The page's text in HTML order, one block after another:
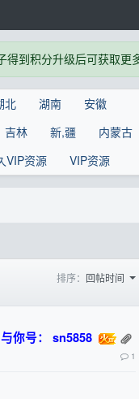
得到积分升级后可获取更
北 湖南
安徽
吉林 新,疆
内蒙古
VIP资源 VIP资源
排序： 回帖时间
你号： sn5858
1